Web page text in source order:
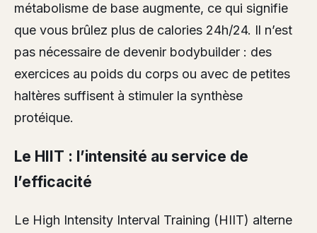
métabolisme de base augmente, ce qui signifie
que vous brûlez plus de calories 24h/24. Il n’est
pas nécessaire de devenir bodybuilder : des
exercices au poids du corps ou avec de petites
haltères suffisent à stimuler la synthèse
protéique.
Le HIIT : l’intensité au service de
l’efficacité
Le High Intensity Interval Training (HIIT) alterne